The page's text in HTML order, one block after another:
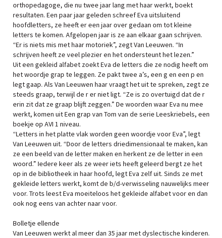
orthopedagoge, die nu twee jaar lang met haar werkt, boekt
resultaten. Een paar jaar geleden schreef Eva uitsluitend
hoofdletters, ze heeft er een jaar over gedaan om tot kleine
letters te komen. Afgelopen jaar is ze aan elkaar gaan schrijven.
“Er is niets mis met haar motoriek”, zegt Van Leeuwen. “In
schrijven heeft ze veel plezier en het ondersteunt het lezen.”
Uit een gekleid alfabet zoekt Eva de letters die ze nodig heeft om
het woordje grap te leggen. Ze pakt twee a’s, een g en een p en
legt gaap. Als Van Leeuwen haar vraagt het uit te spreken, zegt ze
steeds graap, terwijl de r er niet ligt. “Ze is zo overtuigd dat de r
erin zit dat ze graap blijft zeggen.” De woorden waar Eva nu mee
werkt, komen uit Een grap van Tom van de serie Leeskriebels, een
boekje op AVI 1 niveau.
“Letters in het platte vlak worden geen woordje voor Eva”, legt
Van Leeuwen uit. “Door de letters driedimensionaal te maken, kan
ze een beeld van de letter maken en herkent ze de letter in een
woord.” Iedere keer als ze weer iets heeft geleerd bergt ze het
op in de bibliotheek in haar hoofd, legt Eva zelf uit. Sinds ze met
gekleide letters werkt, komt de b/d-verwisseling nauwelijks meer
voor. Trots leest Eva moeiteloos het gekleide alfabet voor en dan
ook nog eens van achter naar voor.
Bolletje ellende
Van Leeuwen werkt al meer dan 35 jaar met dyslectische kinderen.